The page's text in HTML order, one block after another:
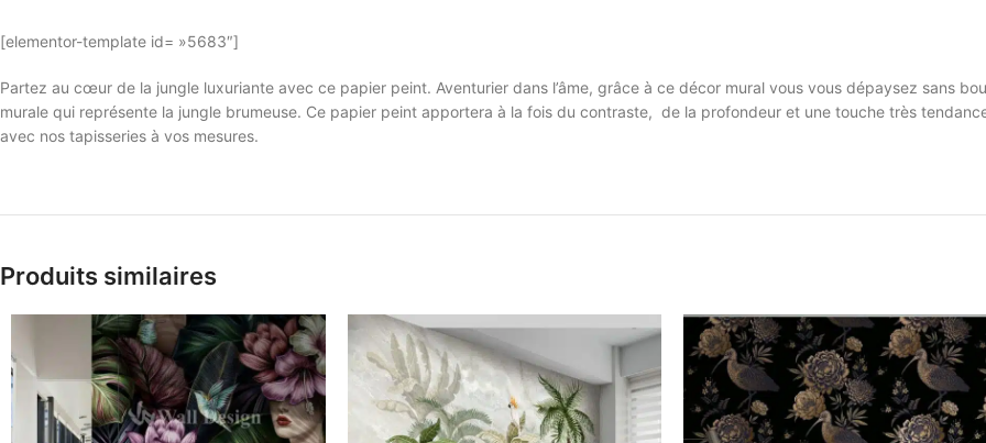
[elementor-template id= »5683″]
Partez au cœur de la jungle luxuriante avec ce papier peint. Aventurier dans l’âme, grâce à ce décor mural vous vous dépaysez sans
murale qui représente la jungle brumeuse. Ce papier peint apportera à la fois du contraste, de la profondeur et une touche très
avec nos tapisseries à vos mesures.
Produits similaires